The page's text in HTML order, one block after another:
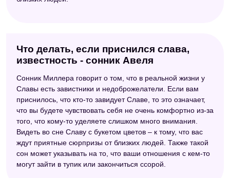
Что делать, если приснился слава,
известность - сонник Авеля
Сонник Миллера говорит о том, что в реальной жизни у
Славы есть завистники и недоброжелатели. Если вам
приснилось, что кто-то завидует Славе, то это означает,
что вы будете чувствовать себя не очень комфортно из-за
того, что кому-то уделяете слишком много внимания.
Видеть во сне Славу с букетом цветов – к тому, что вас
ждут приятные сюрпризы от близких людей. Также такой
сон может указывать на то, что ваши отношения с кем-то
могут зайти в тупик или закончиться ссорой.